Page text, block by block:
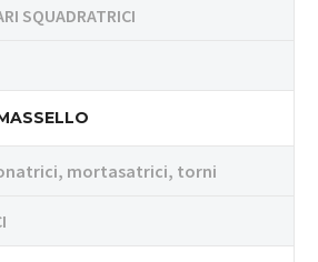
SQUADRATRICI
mortasatrici, torni